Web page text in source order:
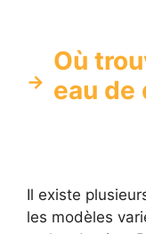
Où
eau de
Il existe
les modèles